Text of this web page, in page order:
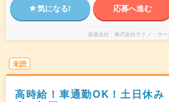
気になる! 応募へ進む
派遣会社 株式会社テクノ・サー
未読
高時給！車通勤OK！土日休み